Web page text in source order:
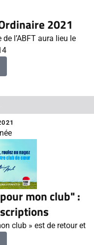
2021
de l’ABFT aura lieu le
mon club" :
club » est de retour et